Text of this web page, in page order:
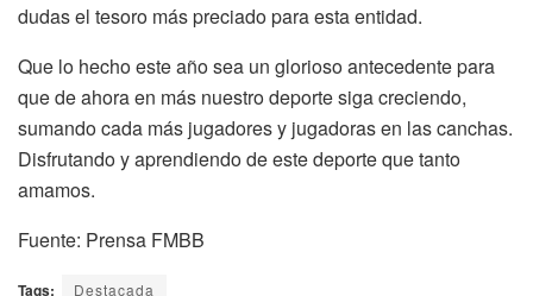
dudas el tesoro más preciado para esta entidad.
Que lo hecho este año sea un glorioso antecedente para
que de ahora en más nuestro deporte siga creciendo,
sumando cada más jugadores y jugadoras en las canchas.
Disfrutando y aprendiendo de este deporte que tanto
amamos.
Fuente: Prensa FMBB
Tags: Destacada